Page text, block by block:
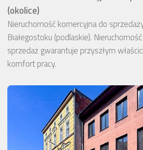
(okolice)
Nieruchomość komercyjna do
Białegostoku (podlaskie).
sprzedaż gwarantuje przyszłym
komfort pracy.